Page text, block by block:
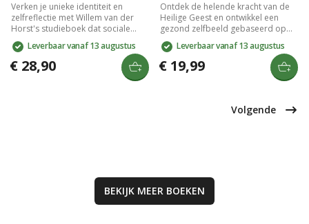
Verken je unieke identiteit en
zelfreflectie met Willem van der
Horst's studieboek dat sociale
wetenschap, filosofie en theologie
combineert. Ontdek de rol van
medemensen, vrijheid,
verantwoordelijkheid en je ziel in
het christelijk mensbeeld. Perfect
Leverbaar vanaf 13 augustus
€ 28,90
Ontdek de helende kracht van de
Heilige Geest en ontwikkel een
gezond zelfbeeld gebaseerd op
Gods liefde. Carianne Ros onthult
hoe een negatief zelfbeeld
ontstaat en biedt praktische tips en
opdrachten voor vrouwen om hun
eigenwaarde te hervinden. Perfect
door zelfliefde en geloof.
Leverbaar vanaf 13 augustus
€ 19,99
Volgende
BEKIJK MEER BOEKEN